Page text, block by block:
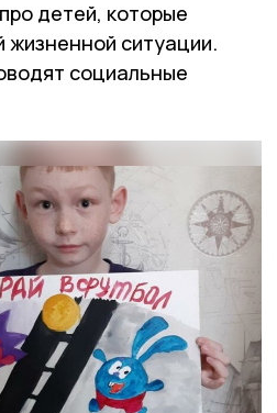
детей, которые
жизненной ситуации.
социальные